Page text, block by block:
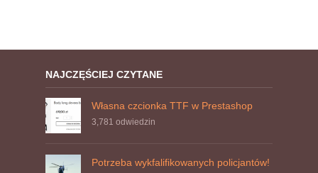
NAJCZĘŚCIEJ CZYTANE
Własna czcionka TTF w Prestashop
3,781 odwiedzin
Potrzeba wykfalifikowanych policjantów!